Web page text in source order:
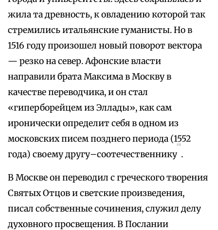
жила та древность, к овладению которой так
стремились итальянские гуманисты. Но в
1516 году произошел новый поворот вектора
— резко на север. Афонские власти
направили брата Максима в Москву в
качестве переводчика, и он стал
«гиперборейцем из Эллады», как сам
иронически определит себя в одном из
московских писем позднего периода (1552
года) своему другу–соотечественнику
{7}
.
В Москве он переводил с греческого творения
Святых Отцов и светские произведения,
писал собственные сочинения, служил делу
духовного просвещения. В Послании